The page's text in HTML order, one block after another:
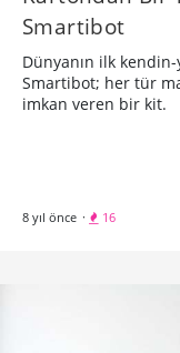
Smartibot
Dünyanın ilk
Smartibot; her tür
imkan veren bir kit.
8 yıl önce · 16